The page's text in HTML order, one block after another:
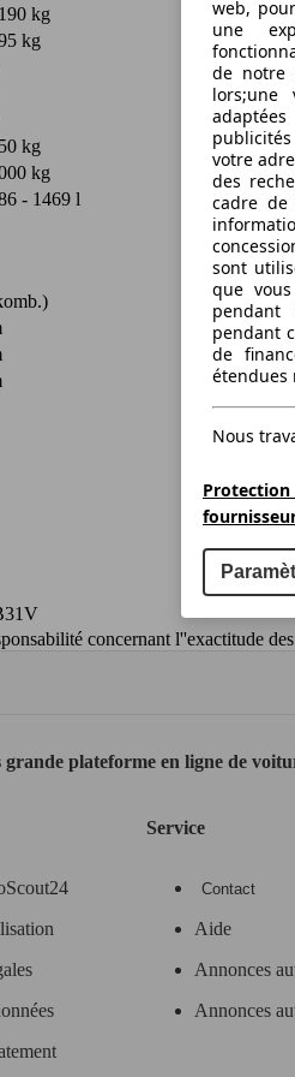
kg
kg
kg
kg
- 1469 l
concernant l''exactitude
plateforme en ligne de
Service
Contact
Aide
Annonces
Annonces
web,
une
de notre
lors;une
votre
des
cadre de
sont
que
pendant
de
étendues
Nous